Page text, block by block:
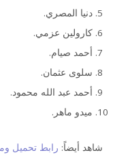
دنيا المصري.
كارولين عزمي.
أحمد صيام.
سلوى عثمان.
أحمد عبد الله محمود.
ميدو ماهر.
شاهد أيضاً: رابط تحميل